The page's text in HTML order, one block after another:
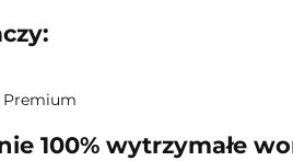
Premium
100% wytrzymałe